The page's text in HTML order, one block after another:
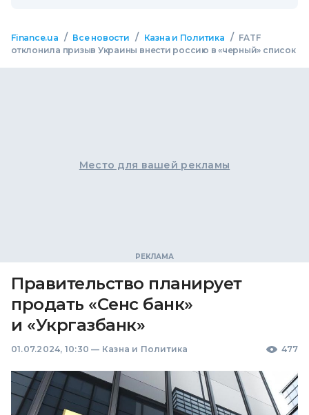
Finance.ua / Все новости / Казна и Политика / FATF
отклонила призыв Украины внести россию в «черный» список
Место для вашей рекламы
Правительство планирует
продать «Сенс банк»
и «Укргазбанк»
01.07.2024, 10:30 — Казна и Политика 477